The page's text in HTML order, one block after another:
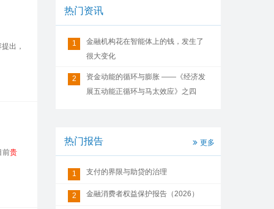
出，
前贵
热门资讯
1
金融机构花在智能体上的钱，发生了
很大变化
2
资金动能的循环与膨胀 ——《经济发
展五动能正循环与马太效应》之四
热门报告 更多
1 支付的界限与助贷的治理
2 金融消费者权益保护报告（2026）